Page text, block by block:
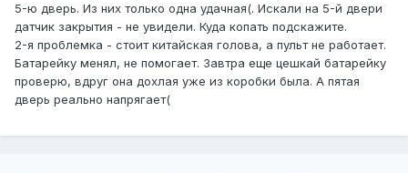
5-ю дверь. Из них только одна удачная(. Искали на 5-й двери
датчик закрытия - не увидели. Куда копать подскажите.
2-я проблемка - стоит китайская голова, а пульт не работает.
Батарейку менял, не помогает. Завтра еще цешкай батарейку
проверю, вдруг она дохлая уже из коробки была. А пятая
дверь реально напрягает(